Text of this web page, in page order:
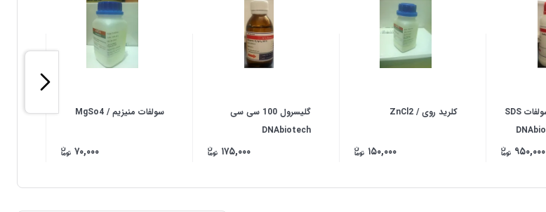
سدیم دودسیل سولفات SDS
۹۵۰,۰۰۰
کلرید روی / ZnCl2
۱۵۰,۰۰۰
گلیسرول 100 سی سی
DNAbiotech
۱۷۵,۰۰۰
سولفات منیزیم / MgSo4
۷۰,۰۰۰